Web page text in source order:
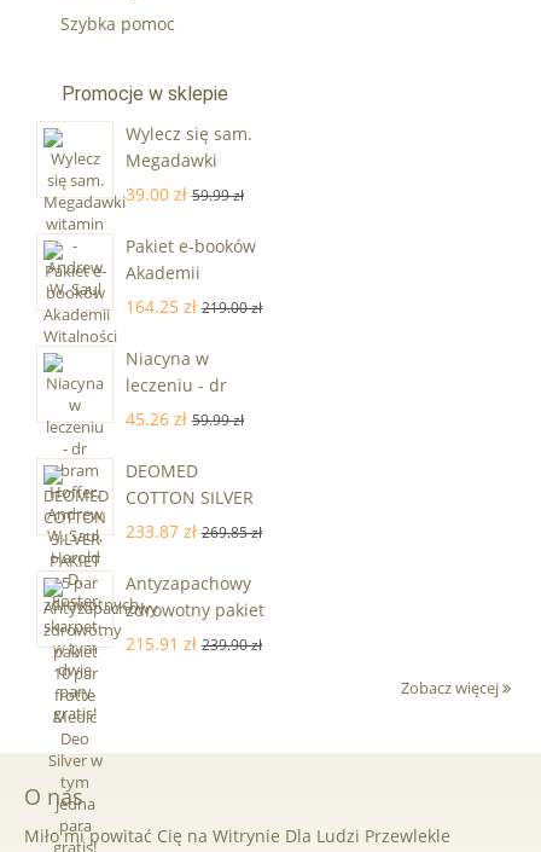
Szybka pomoc
Promocje w sklepie
Wylecz się sam.
Megadawki
witamin -
39.00 zł 59.99 zł
Pakiet e-booków
Akademii
Witalności
164.25 zł 219.00 zł
Niacyna w
leczeniu - dr
Abram Hoffer,
Harold D. Foster
45.26 zł 59.99 zł
DEOMED
COTTON SILVER
PAKIET 15 par
skarpet - w tym
dwie pary gratis!
233.87 zł 269.85 zł
Antyzapachowy
zdrowotny pakiet
10 par frotte
215.91 zł 239.90 zł
Zobacz więcej
O nas
Miło mi powitać Cię na Witrynie Dla Ludzi Przewlekle